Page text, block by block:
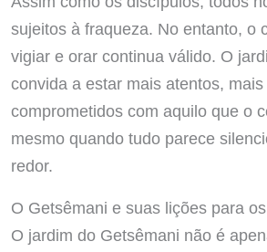
sujeitos à fraqueza. No entanto, o
vigiar e orar continua válido. O
convida a estar mais atentos,
comprometidos com aquilo que o
mesmo quando tudo parece
redor.
O Getsêmani e suas lições para
O jardim do Getsêmani não é